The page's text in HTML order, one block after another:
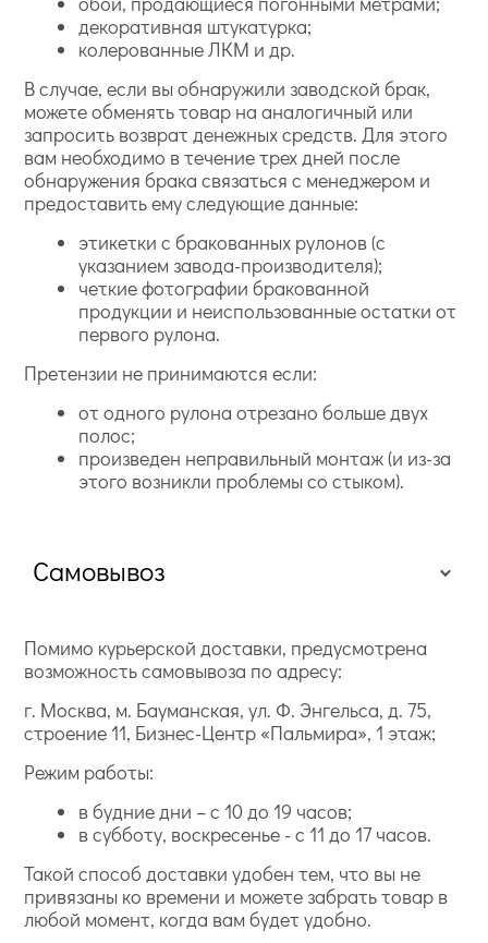
декоративная штукатурка;
колерованные ЛКМ и др.
В случае, если вы обнаружили заводской брак,
можете обменять товар на аналогичный или
запросить возврат денежных средств. Для этого
вам необходимо в течение трех дней после
обнаружения брака связаться с менеджером и
предоставить ему следующие данные:
этикетки с бракованных рулонов (с
указанием завода-производителя);
четкие фотографии бракованной
продукции и неиспользованные остатки от
первого рулона.
Претензии не принимаются если:
от одного рулона отрезано больше двух
полос;
произведен неправильный монтаж (и из-за
этого возникли проблемы со стыком).
Самовывоз
Помимо курьерской доставки, предусмотрена
возможность самовывоза по адресу:
г. Москва, м. Бауманская, ул. Ф. Энгельса, д. 75,
строение 11, Бизнес-Центр «Пальмира», 1 этаж;
Режим работы:
в будние дни – с 10 до 19 часов;
в субботу, воскресенье - с 11 до 17 часов.
Такой способ доставки удобен тем, что вы не
привязаны ко времени и можете забрать товар в
любой момент, когда вам будет удобно.